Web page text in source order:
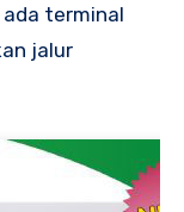
terminal
jalur